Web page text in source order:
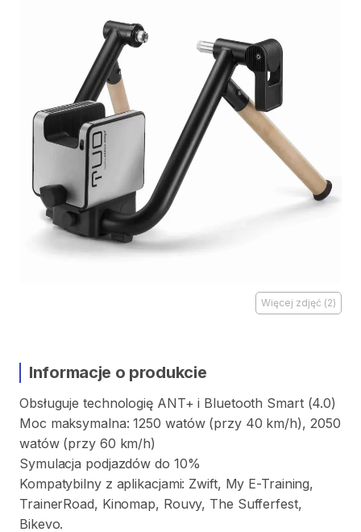
Więcej zdjęć (2)
Informacje o produkcie
Obsługuje technologię ANT+ i Bluetooth Smart (4.0)
Moc maksymalna: 1250 watów (przy 40 km​/​h)​,​ 2050
watów (przy 60 km​/​h)
Symulacja podjazdów do 10%
Kompatybilny z aplikacjami: Zwift​​,​ My E-Training​​,​
TrainerRoad​​,​ Kinomap​​,​ Rouvy​​,​ The Sufferfest​​,​
Bikevo.